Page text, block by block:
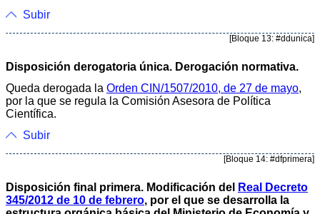
Subir
[Bloque 13: #ddunica]
Disposición derogatoria única. Derogación normativa.
Queda derogada la Orden CIN/1507/2010, de 27 de mayo,
por la que se regula la Comisión Asesora de Política
Científica.
Subir
[Bloque 14: #dfprimera]
Disposición final primera. Modificación del
Real Decreto
345/2012 de 10 de febrero, por el que se desarrolla la